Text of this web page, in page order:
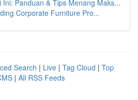
Ini: Panduan & Tips Menang Maks...
Corporate Furniture Pro...
Search | Live | Tag Cloud | Top
| All RSS Feeds